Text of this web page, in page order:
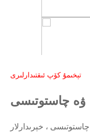
تېخىمۇ كۆپ ئىقتىدارلىرى
چاستوتىسى
، خېرىدارلار